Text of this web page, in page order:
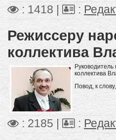
: 1418 | :
Режиссеру
коллектива
коллектива
Повод, к
: 2185 | :